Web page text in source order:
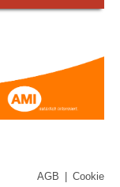
AGB
Cookie